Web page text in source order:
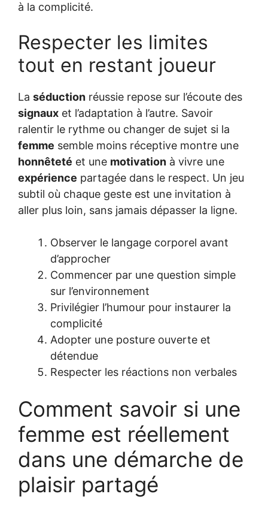
à la complicité.
Respecter les limites
tout en restant joueur
La séduction réussie repose sur l’écoute des
signaux et l’adaptation à l’autre. Savoir
ralentir le rythme ou changer de sujet si la
femme semble moins réceptive montre une
honnêteté et une motivation à vivre une
expérience partagée dans le respect. Un jeu
subtil où chaque geste est une invitation à
aller plus loin, sans jamais dépasser la ligne.
Observer le langage corporel avant
d’approcher
Commencer par une question simple
sur l’environnement
Privilégier l’humour pour instaurer la
complicité
Adopter une posture ouverte et
détendue
Respecter les réactions non verbales
Comment savoir si une
femme est réellement
dans une démarche de
plaisir partagé